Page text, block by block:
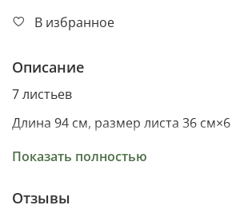
В избранное
Описание
7 листьев
Длина 94 см, размер листа 36
Материал силикон
Показать полностью
Отзывы